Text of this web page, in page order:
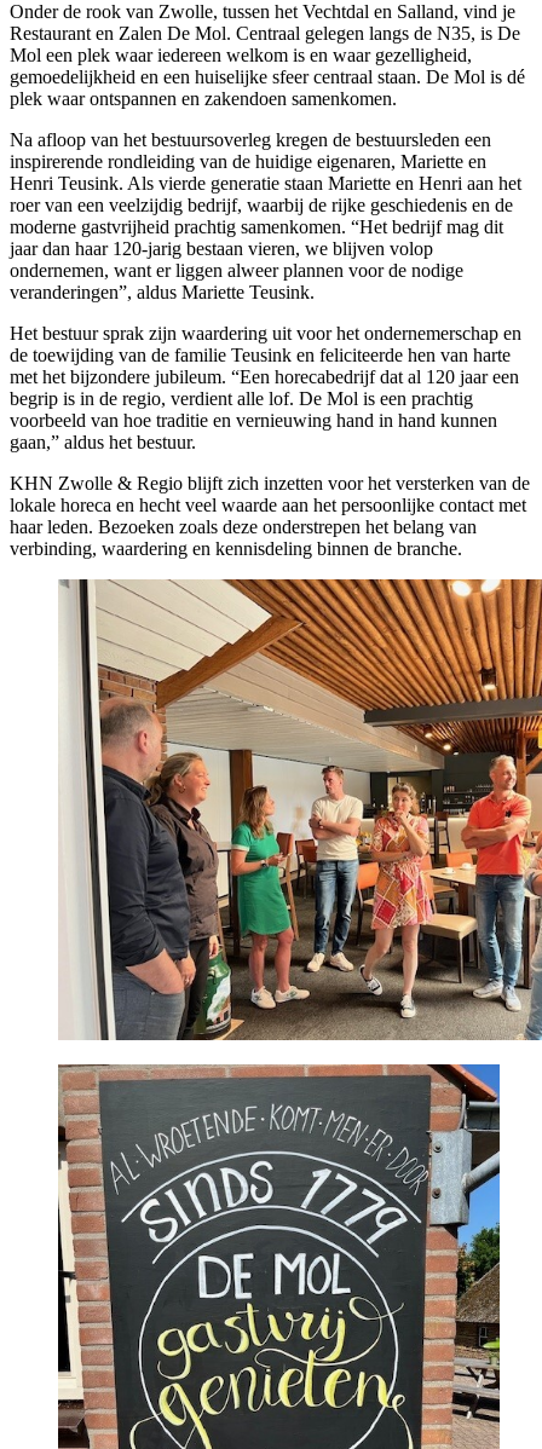
Onder de rook van Zwolle, tussen het Vechtdal en Salland, vind je
Restaurant en Zalen De Mol. Centraal gelegen langs de N35, is De
Mol een plek waar iedereen welkom is en waar gezelligheid,
gemoedelijkheid en een huiselijke sfeer centraal staan. De Mol is dé
plek waar ontspannen en zakendoen samenkomen.
Na afloop van het bestuursoverleg kregen de bestuursleden een
inspirerende rondleiding van de huidige eigenaren, Mariette en
Henri Teusink. Als vierde generatie staan Mariette en Henri aan het
roer van een veelzijdig bedrijf, waarbij de rijke geschiedenis en de
moderne gastvrijheid prachtig samenkomen. “Het bedrijf mag dit
jaar dan haar 120-jarig bestaan vieren, we blijven volop
ondernemen, want er liggen alweer plannen voor de nodige
veranderingen”, aldus Mariette Teusink.
Het bestuur sprak zijn waardering uit voor het ondernemerschap en
de toewijding van de familie Teusink en feliciteerde hen van harte
met het bijzondere jubileum. “Een horecabedrijf dat al 120 jaar een
begrip is in de regio, verdient alle lof. De Mol is een prachtig
voorbeeld van hoe traditie en vernieuwing hand in hand kunnen
gaan,” aldus het bestuur.
KHN Zwolle & Regio blijft zich inzetten voor het versterken van de
lokale horeca en hecht veel waarde aan het persoonlijke contact met
haar leden. Bezoeken zoals deze onderstrepen het belang van
verbinding, waardering en kennisdeling binnen de branche.